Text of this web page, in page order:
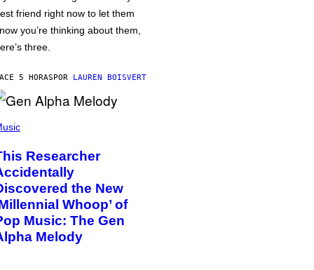
friend right now to let them
you’re thinking about them,
three.
5 HORASPOR LAUREN BOISVERT
Researcher
the New
Whoop’ of
Music: The Gen
Melody